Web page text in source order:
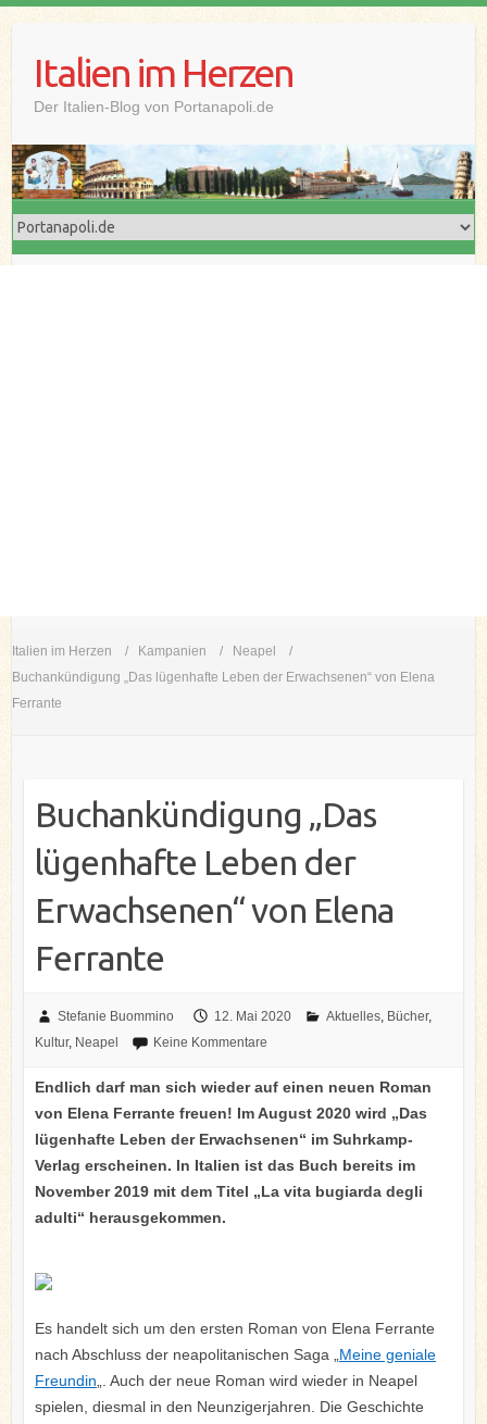
contentItalien im Herzen
Der Italien-Blog von Portanapoli.de
Italien im Herzen Kampanien
Neapel
Buchankündigung „Das lügenhafte Leben der Erwachsenen“ von Elena
Ferrante
Buchankündigung „Das
lügenhafte Leben der
Erwachsenen“ von Elena
Ferrante
Stefanie Buommino 12. Mai 2020 Aktuelles, Bücher,
Kultur, Neapel Keine Kommentare
Endlich darf man sich wieder auf einen neuen Roman
von Elena Ferrante freuen! Im August 2020 wird „Das
lügenhafte Leben der Erwachsenen“ im Suhrkamp-
Verlag erscheinen. In Italien ist das Buch bereits im
November 2019 mit dem Titel „La vita bugiarda degli
adulti“ herausgekommen.
Es handelt sich um den ersten Roman von Elena Ferrante
nach Abschluss der neapolitanischen Saga „ Meine geniale
Freundin „. Auch der neue Roman wird wieder in Neapel
spielen, diesmal in den Neunzigerjahren. Die Geschichte